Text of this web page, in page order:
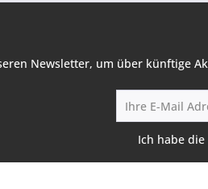
Newsletter, um über künftige
Ich habe die